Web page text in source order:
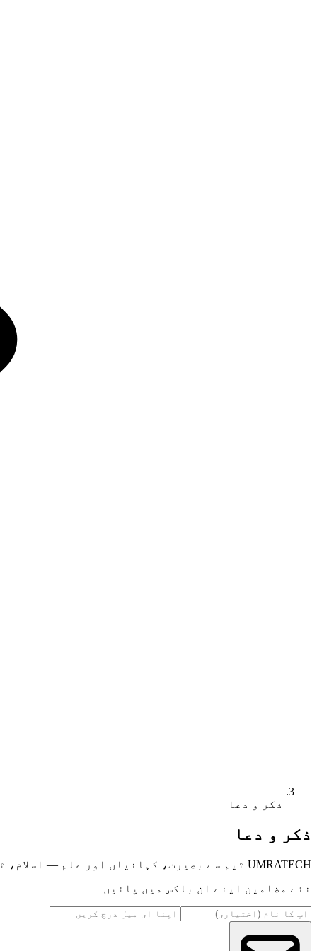
ذکر و دعا
ذکر و دعا
UMRATECH ٹیم سے بصیرت، کہانیاں اور علم — اسلام، ٹیکنالوجی، مقامات اور مزید پر۔
نئے مضامین اپنے ان باکس میں پائیں